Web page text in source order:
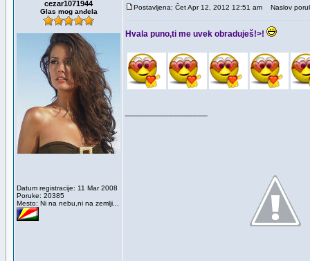
cezar1071944
Glas mog anđela
Datum registracije: 11 Mar 2008
Poruke: 20385
Mesto: Ni na nebu,ni na zemlji...
Postavljena: Čet Apr 12, 2012 12:51 am Naslov
Hvala puno,ti me uvek obraduješ!>!